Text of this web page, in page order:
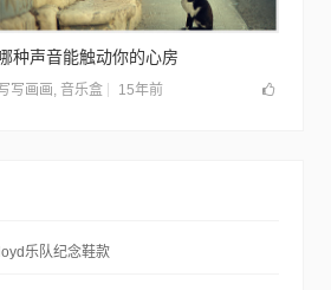
种声音能触动你的心房
写画画, 音乐盒 15年前
乐队纪念鞋款